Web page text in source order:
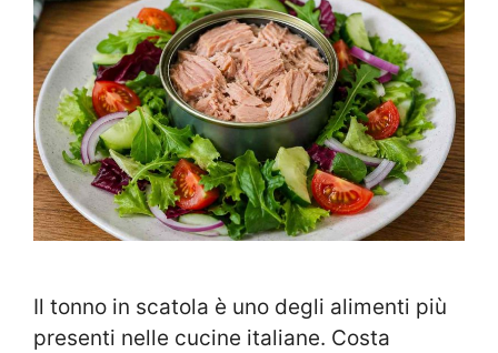
Il tonno in scatola è uno degli alimenti più
presenti nelle cucine italiane. Costa